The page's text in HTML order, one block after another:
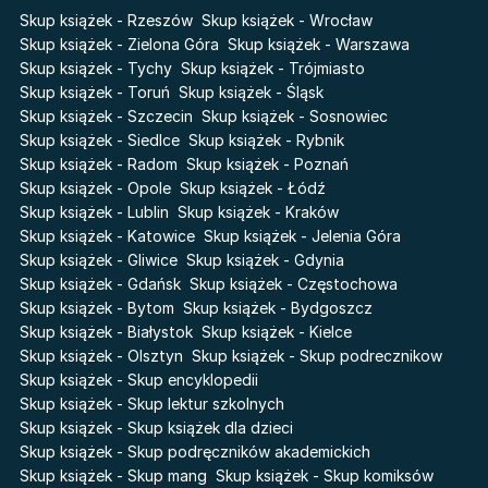
Pamiętniki Wampirów
Basia. Wielka księga.
Poznawaj świat z Basią
The Hazel Wood
Zmierzch
Faye
Katie Maguire
Liceum Freuda
Sherlock Holmes Society
Światy Pilipiuka
Cień od wschodu
Przebudzenie powietrza
Pieśń Lwicy
Akademia wampirów
Karneval
Baśń o złamanym sercu
Prosta zabawa
Skup książek - Rzeszów Skup książek - Wrocław
Skup książek - Zielona Góra Skup książek - Warszawa
Skup książek - Tychy Skup książek - Trójmiasto
Skup książek - Toruń Skup książek - Śląsk
Skup książek - Szczecin Skup książek - Sosnowiec
Skup książek - Siedlce Skup książek - Rybnik
Skup książek - Radom Skup książek - Poznań
Skup książek - Opole Skup książek - Łódź
Skup książek - Lublin Skup książek - Kraków
Skup książek - Katowice Skup książek - Jelenia Góra
Skup książek - Gliwice Skup książek - Gdynia
Skup książek - Gdańsk Skup książek - Częstochowa
Skup książek - Bytom Skup książek - Bydgoszcz
Skup książek - Białystok Skup książek - Kielce
Skup książek - Olsztyn Skup książek - Skup podrecznikow
Skup książek - Skup encyklopedii
Skup książek - Skup lektur szkolnych
Skup książek - Skup książek dla dzieci
Skup książek - Skup podręczników akademickich
Skup książek - Skup mang Skup książek - Skup komiksów